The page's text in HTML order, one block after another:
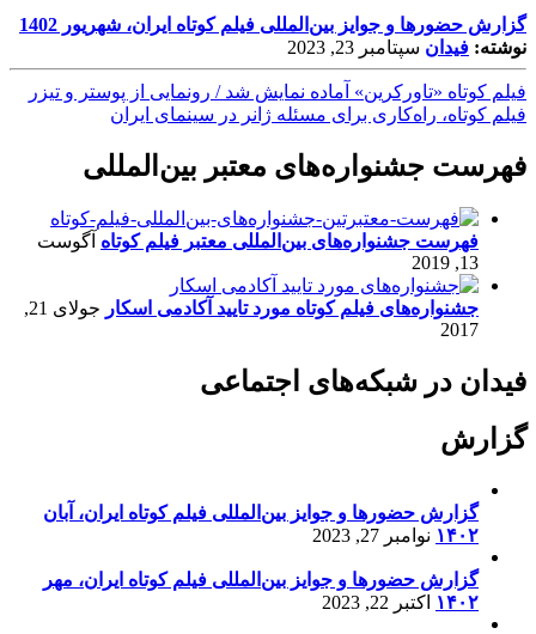
گزارش حضورها و جوایز بین‌المللی فیلم کوتاه ایران، شهریور 1402
نوشته: فیدان سپتامبر 23, 2023
فیلم کوتاه «تاورکرین» آماده نمایش شد / رونمایی از پوستر و تیزر
فیلم کوتاه، راه‌کاری برای مسئله ژانر در سینمای ایران
فهرست جشنواره‌های معتبر بین‌المللی
فهرست جشنواره‌های بین‌المللی معتبر فیلم کوتاه آگوست
13, 2019
جشنواره‌های فیلم کوتاه مورد تایید آکادمی اسکار
جولای 21,
2017
فیدان در شبکه‌های اجتماعی
گزارش
گزارش حضورها و جوایز بین‌المللی فیلم کوتاه ایران، آبان
۱۴۰۲ نوامبر 27, 2023
گزارش حضورها و جوایز بین‌المللی فیلم کوتاه ایران، مهر
۱۴۰۲ اکتبر 22, 2023